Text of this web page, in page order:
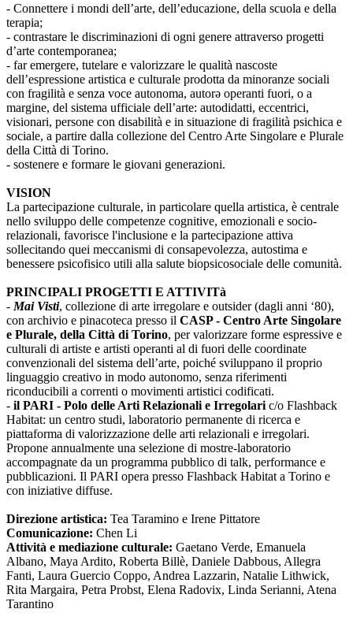
- Connettere i mondi dell’arte, dell’educazione, della scuola e della
terapia;
- contrastare le discriminazioni di ogni genere attraverso progetti
d’arte contemporanea;
- far emergere, tutelare e valorizzare le qualità nascoste
dell’espressione artistica e culturale prodotta da minoranze sociali
con fragilità e senza voce autonoma, autorə operanti fuori, o a
margine, del sistema ufficiale dell’arte: autodidatti, eccentrici,
visionari, persone con disabilità e in situazione di fragilità psichica e
sociale, a partire dalla collezione del Centro Arte Singolare e Plurale
della Città di Torino.
- sostenere e formare le giovani generazioni.
VISION
La partecipazione culturale, in particolare quella artistica, è centrale
nello sviluppo delle competenze cognitive, emozionali e socio-
relazionali, favorisce l'inclusione e la partecipazione attiva
sollecitando quei meccanismi di consapevolezza, autostima e
benessere psicofisico utili alla salute biopsicosociale delle comunità.
PRINCIPALI PROGETTI E ATTIVITà
- Mai Visti, collezione di arte irregolare e outsider (dagli anni ‘80),
con archivio e pinacoteca presso il CASP - Centro Arte Singolare
e Plurale, della Città di Torino, per valorizzare forme espressive e
culturali di artiste e artisti operanti al di fuori delle coordinate
convenzionali del sistema dell’arte, poiché sviluppano il proprio
linguaggio creativo in modo autonomo, senza riferimenti
riconducibili a correnti o movimenti artistici codificati.
- il PARI - Polo delle Arti Relazionali e Irregolari c/o Flashback
Habitat: un centro studi, laboratorio permanente di ricerca e
piattaforma di valorizzazione delle arti relazionali e irregolari.
Propone annualmente una selezione di mostre-laboratorio
accompagnate da un programma pubblico di talk, performance e
pubblicazioni. Il PARI opera presso Flashback Habitat a Torino e
con iniziative diffuse.
Direzione artistica: Tea Taramino e Irene Pittatore
Comunicazione: Chen Li
Attività e mediazione culturale: Gaetano Verde, Emanuela
Albano, Maya Ardito, Roberta Billè, Daniele Dabbous, Allegra
Fanti, Laura Guercio Coppo, Andrea Lazzarin, Natalie Lithwick,
Rita Margaira, Petra Probst, Elena Radovix, Linda Serianni, Atena
Tarantino